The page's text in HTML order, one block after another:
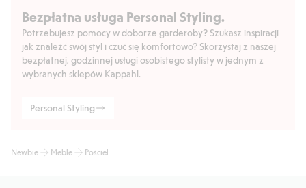
Bezpłatna usługa Personal Styling.
Potrzebujesz pomocy w doborze garderoby? Szukasz inspiracji
jak znaleźć swój styl i czuć się komfortowo? Skorzystaj z naszej
bezpłatnej, godzinnej usługi osobistego stylisty w jednym z
wybranych sklepów Kappahl.
Personal Styling
Newbie Meble Pościel